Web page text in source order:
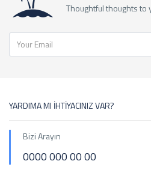
Thoughtful thoughts to
YARDIMA MI İHTİYACINIZ VAR?
Bizi Arayın
0000 000 00 00